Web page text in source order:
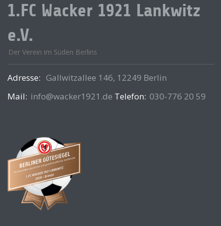
1.FC Wacker 1921 Lankwitz
e.V.
Der Verein im Süden Berlins
Adresse: Gallwitzallee 146, 12249 Berlin
Mail: info@wacker1921.de Telefon: 030-776 20 59